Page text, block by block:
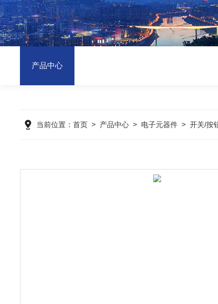
产品中心
当前位置： 首页> 产品中心> 电子元器件> 开关/按